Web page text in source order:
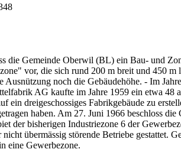
die Gemeinde Oberwil (BL) ein Bau- und
vor, die sich rund 200 m breit und 450
Ausnützung noch die Gebäudehöhe. - Im
AG kaufte im Jahre 1959 ein etwa 48
ein dreigeschossiges Fabrikgebäude zu
haben. Am 27. Juni 1966 beschloss
der bisherigen Industriezone 6 der
nicht übermässig störende Betriebe gestattet.
eine Gewerbezone.